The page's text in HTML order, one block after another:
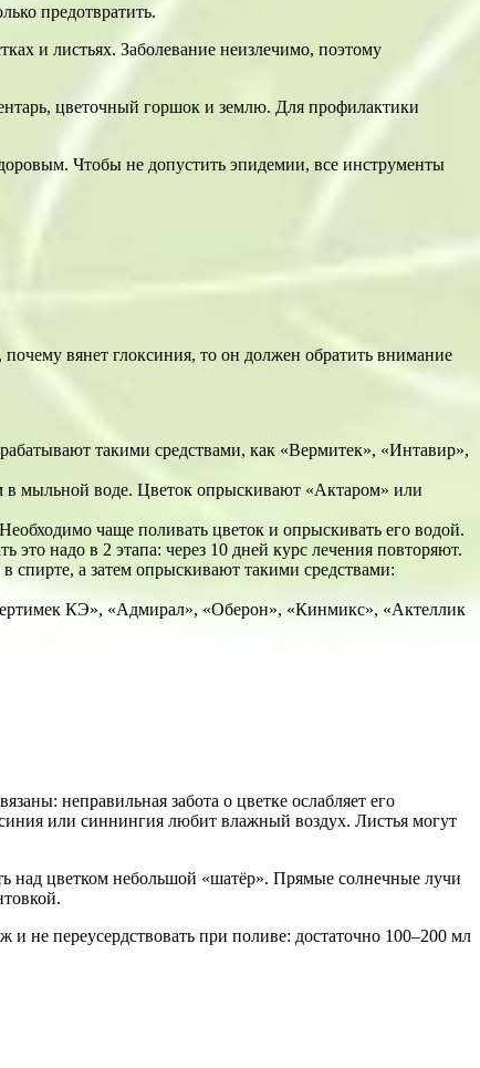
предотвратить.
и листьях. Заболевание неизлечимо, поэтому
цветочный горшок и землю. Для профилактики
Чтобы не допустить эпидемии, все инструменты
вянет глоксиния, то он должен обратить внимание
такими средствами, как «Вермитек», «Интавир»,
мыльной воде. Цветок опрыскивают «Актаром» или
чаще поливать цветок и опрыскивать его водой.
надо в 2 этапа: через 10 дней курс лечения повторяют.
а затем опрыскивают такими средствами:
КЭ», «Адмирал», «Оберон», «Кинмикс», «Актеллик
неправильная забота о цветке ослабляет его
или синнингия любит влажный воздух. Листья могут
над цветком небольшой «шатёр». Прямые солнечные лучи
не переусердствовать при поливе: достаточно 100–200 мл